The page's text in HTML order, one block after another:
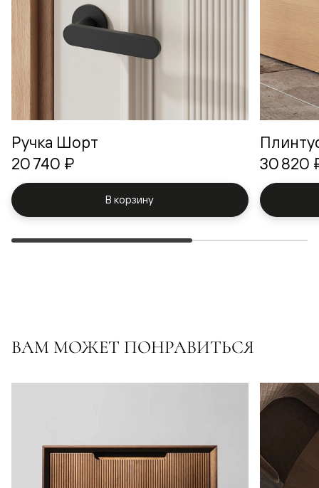
Ручка Шорт
20 740 ₽
В корзину
30 820
ВАМ МОЖЕТ ПОНРАВИТЬСЯ